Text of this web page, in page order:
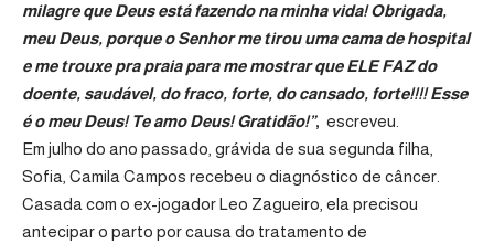
milagre que Deus está fazendo na minha vida! Obrigada,
meu Deus, porque o Senhor me tirou uma cama de hospital
e me trouxe pra praia para me mostrar que ELE FAZ do
doente, saudável, do fraco, forte, do cansado, forte!!!! Esse
é o meu Deus! Te amo Deus! Gratidão!”, escreveu.
Em julho do ano passado, grávida de sua segunda filha,
Sofia, Camila Campos recebeu o diagnóstico de câncer.
Casada com o ex-jogador Leo Zagueiro, ela precisou
antecipar o parto por causa do tratamento de